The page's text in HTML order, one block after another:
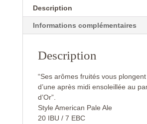
Description
Informations complémentaires
Description
“Ses arômes fruités vous
d’une après midi ensoleillée au
d’Or”.
Style American Pale Ale
20 IBU / 7 EBC